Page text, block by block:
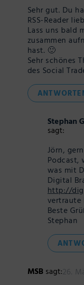
Sehr gut. Du
RSS-Reader
Lass uns bald
zusammen
hast. 🙂
Sehr schönes
des Social
Stephan
sagt:
Jörn,
Podcast,
was mit
Digital
http://
vertraute
Beste
Stephan
MSB sagt:26.